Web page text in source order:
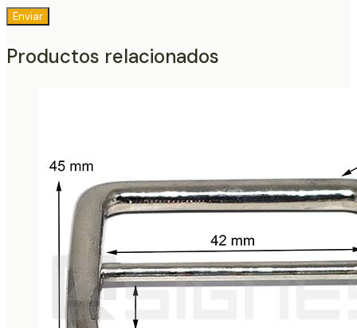
Productos relacionados